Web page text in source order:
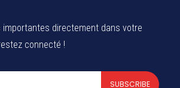
importantes directement dans votre
connecté !
SUBSCRIBE